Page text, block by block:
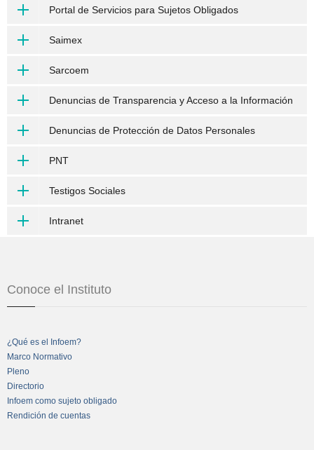
Portal de Servicios para Sujetos Obligados
Saimex
Sarcoem
Denuncias de Transparencia y Acceso a la Información
Denuncias de Protección de Datos Personales
PNT
Testigos Sociales
Intranet
Conoce el Instituto
¿Qué es el Infoem?
Marco Normativo
Pleno
Directorio
Infoem como sujeto obligado
Rendición de cuentas